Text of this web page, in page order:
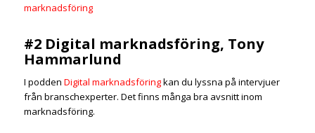
marknadsföring
#2 Digital marknadsföring, Tony
Hammarlund
I podden Digital marknadsföringkan du lyssna på intervjuer
från branschexperter. Det finns många bra avsnitt inom
marknadsföring.